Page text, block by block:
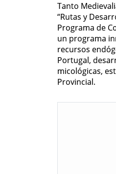
Tanto
“Rutas y
Programa de
un programa
recursos
Portugal,
micológicas,
Provincial.